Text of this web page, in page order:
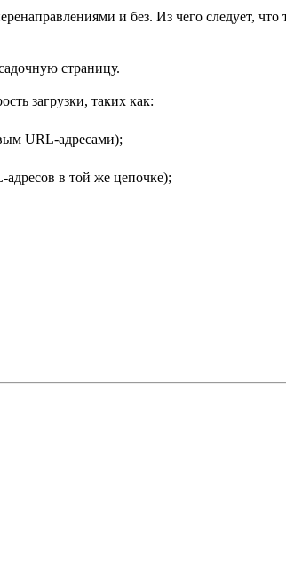
и без. Из чего следует,
страницу.
загрузки, таких как:
URL-адресами);
адресов в той же цепочке);